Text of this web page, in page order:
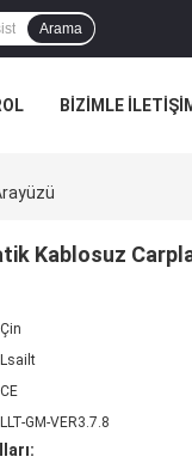
Arama
BIZIMLE
Kablosuz
Çin
Lsailt
CE
LLT-GM-VER3.7.8